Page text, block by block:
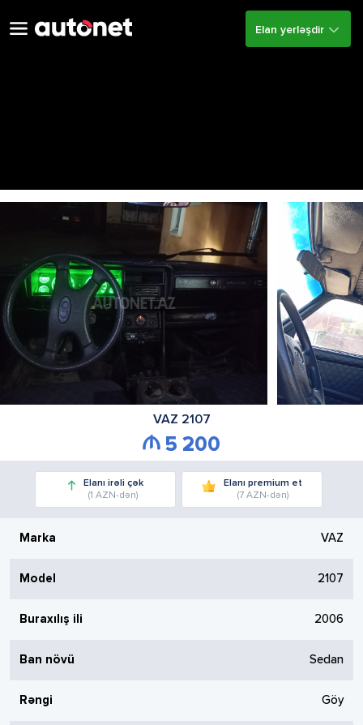
Elan yerləşdir
VAZ 2107
5 200
Elanı irəli çək
(1 AZN-dən)
Elanı premium et
(7 AZN-dən)
Marka VAZ
Model 2107
Buraxılış ili 2006
Ban növü Sedan
Rəngi Göy